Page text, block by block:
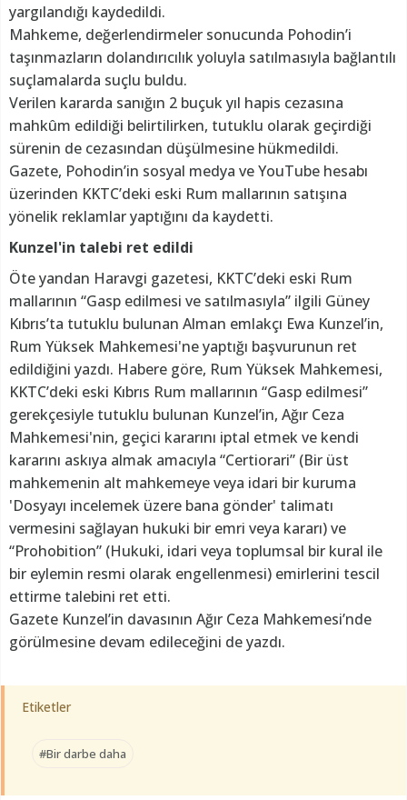
yargılandığı kaydedildi.
Mahkeme, değerlendirmeler sonucunda Pohodin’i
taşınmazların dolandırıcılık yoluyla satılmasıyla bağlantılı
suçlamalarda suçlu buldu.
Verilen kararda sanığın 2 buçuk yıl hapis cezasına
mahkûm edildiği belirtilirken, tutuklu olarak geçirdiği
sürenin de cezasından düşülmesine hükmedildi.
Gazete, Pohodin’in sosyal medya ve YouTube hesabı
üzerinden KKTC’deki eski Rum mallarının satışına
yönelik reklamlar yaptığını da kaydetti.
Kunzel'in talebi ret edildi
Öte yandan Haravgi gazetesi, KKTC’deki eski Rum
mallarının “Gasp edilmesi ve satılmasıyla” ilgili Güney
Kıbrıs’ta tutuklu bulunan Alman emlakçı Ewa Kunzel’in,
Rum Yüksek Mahkemesi'ne yaptığı başvurunun ret
edildiğini yazdı. Habere göre, Rum Yüksek Mahkemesi,
KKTC’deki eski Kıbrıs Rum mallarının “Gasp edilmesi”
gerekçesiyle tutuklu bulunan Kunzel’in, Ağır Ceza
Mahkemesi'nin, geçici kararını iptal etmek ve kendi
kararını askıya almak amacıyla “Certiorari” (Bir üst
mahkemenin alt mahkemeye veya idari bir kuruma
'Dosyayı incelemek üzere bana gönder' talimatı
vermesini sağlayan hukuki bir emri veya kararı) ve
“Prohobition” (Hukuki, idari veya toplumsal bir kural ile
bir eylemin resmi olarak engellenmesi) emirlerini tescil
ettirme talebini ret etti.
Gazete Kunzel’in davasının Ağır Ceza Mahkemesi’nde
görülmesine devam edileceğini de yazdı.
Etiketler
#Bir darbe daha